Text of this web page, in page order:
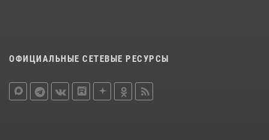
ОФИЦИАЛЬНЫЕ СЕТЕВЫЕ РЕСУРСЫ